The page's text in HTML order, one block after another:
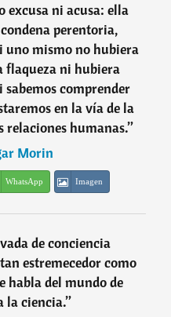
excusa ni acusa: ella
perentoria,
uno mismo no hubiera
flaqueza ni hubiera
comprender
en la vía de la
relaciones humanas.”
Morin
WhatsApp Imagen
de conciencia
estremecedor como
habla del mundo de
la ciencia.”